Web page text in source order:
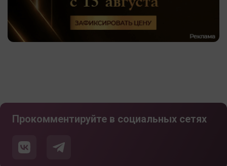
Прокомментируйте в социальных сетях